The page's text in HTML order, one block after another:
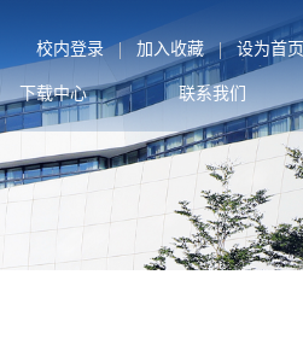
设为首页
|
加入收藏
|
校内登录
下载中心 联系我们